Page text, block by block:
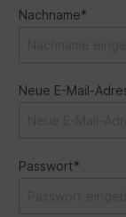
Nachname*
Neue E-Mail-
Passwort*